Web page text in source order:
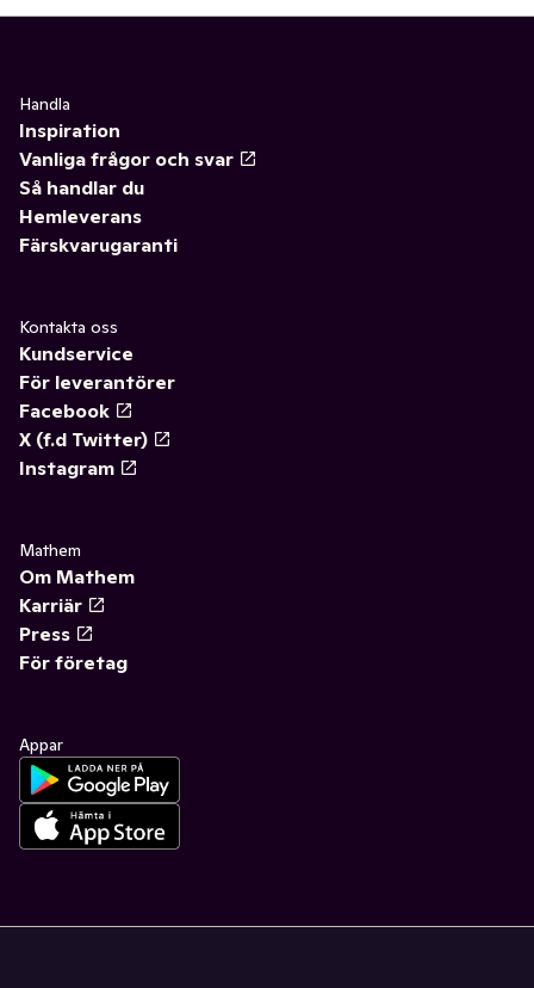
Handla
Inspiration
Vanliga frågor och svar
Så handlar du
Hemleverans
Färskvarugaranti
Kontakta oss
Kundservice
För leverantörer
Facebook
X (f.d Twitter)
Instagram
Mathem
Om Mathem
Karriär
Press
För företag
Appar